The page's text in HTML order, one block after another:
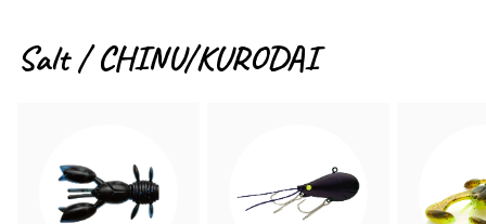
Salt / CHINU/KURODAI